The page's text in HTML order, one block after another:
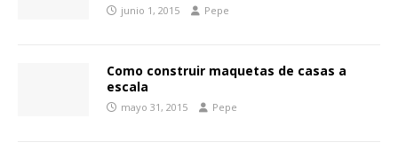
junio 1, 2015 Pepe
Como construir maquetas de casas a
escala
mayo 31, 2015 Pepe